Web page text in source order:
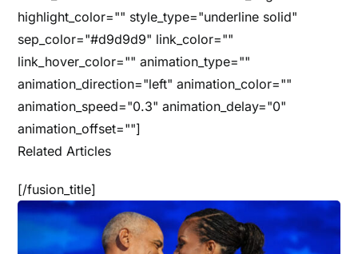
highlight_color="" style_type="underline solid"
sep_color="#d9d9d9" link_color=""
link_hover_color="" animation_type=""
animation_direction="left" animation_color=""
animation_speed="0.3" animation_delay="0"
animation_offset=""]
Related Articles
[/fusion_title]